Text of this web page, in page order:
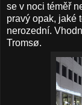
se v noci téměř
pravý opak, jaké
nerozední.
Tromsø.